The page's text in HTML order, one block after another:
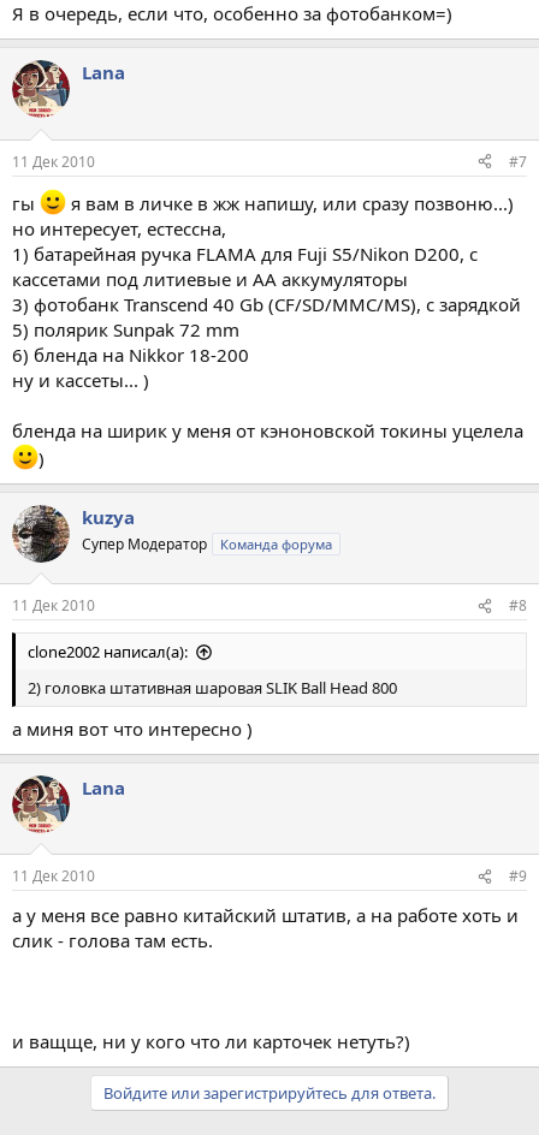
Я в очередь, если что, особенно за фотобанком=)
Lana
11 Дек 2010 #7
гы
я вам в личке в жж напишу, или сразу позвоню...)
но интересует, естессна,
1) батарейная ручка FLAMA для Fuji S5/Nikon D200, с
кассетами под литиевые и AA аккумуляторы
3) фотобанк Transcend 40 Gb (CF/SD/MMC/MS), с зарядкой
5) полярик Sunpak 72 mm
6) бленда на Nikkor 18-200
ну и кассеты... )
бленда на ширик у меня от кэноновской токины уцелела
)
kuzya
Супер Модератор Команда форума
11 Дек 2010 #8
clone2002 написал(а):
2) головка штативная шаровая SLIK Ball Head 800
а миня вот что интересно )
Lana
11 Дек 2010 #9
а у меня все равно китайский штатив, а на работе хоть и
слик - голова там есть.
и ващще, ни у кого что ли карточек нетуть?)
Войдите или зарегистрируйтесь для ответа.